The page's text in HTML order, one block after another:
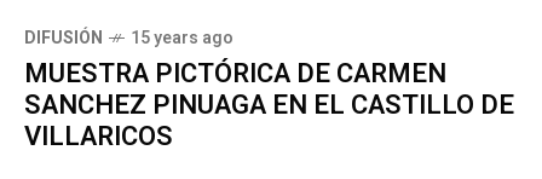
DIFUSIÓN 15 years ago
MUESTRA PICTÓRICA DE CARMEN
SANCHEZ PINUAGA EN EL CASTILLO DE
VILLARICOS